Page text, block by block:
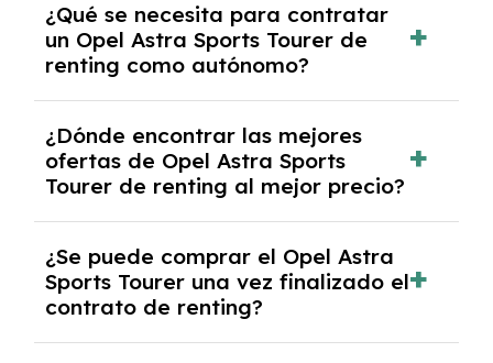
documentación financiera y, en algunos
casos, un informe de solvencia de la empresa
y un pago inicial.
¿Qué se necesita para contratar
un Opel Astra Sports Tourer de
renting como autónomo?
autónomos, justificante de ingresos y, en
algunos casos, un informe fiscal y un pago
inicial.
¿Dónde encontrar las mejores
ofertas de Opel Astra Sports
Tourer de renting al mejor precio?
mejores ofertas de vehículos de renting con
todos los gastos incluidos y sin pagar
entradas.
¿Se puede comprar el Opel Astra
Sports Tourer una vez finalizado el
contrato de renting?